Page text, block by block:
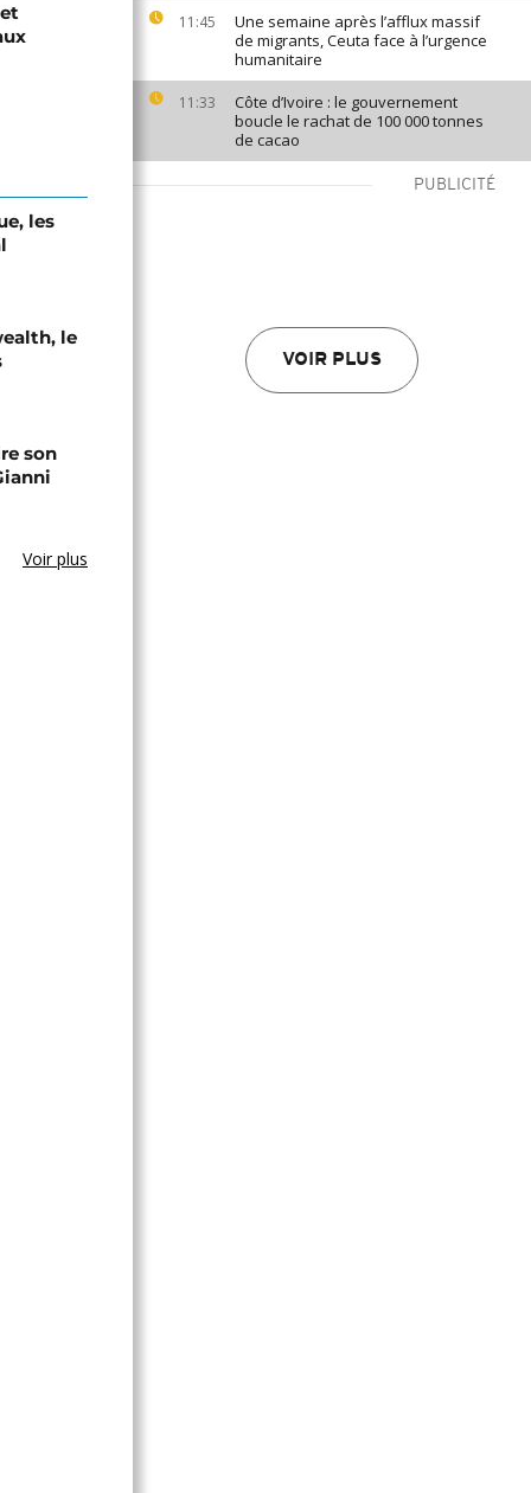
11:45
Une semaine après l’afflux massif
de migrants, Ceuta face à l’urgence
humanitaire
11:33
Côte d’Ivoire : le gouvernement
boucle le rachat de 100 000 tonnes
de cacao
PUBLICITÉ
VOIR PLUS
les
le
son
Voir plus